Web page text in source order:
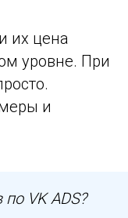
их цена
уровне. При
и
VK ADS?